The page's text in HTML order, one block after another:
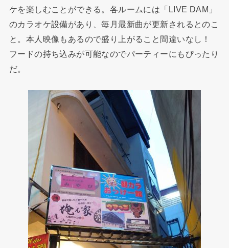
ケを楽しむことができる。各ルームには「LIVE DAM」
のカラオケ設備があり、毎月最新曲が更新されるとのこ
と。本人映像もあるので盛り上がること間違いなし！
フードの持ち込みが可能なのでパーティーにもぴったり
だ。